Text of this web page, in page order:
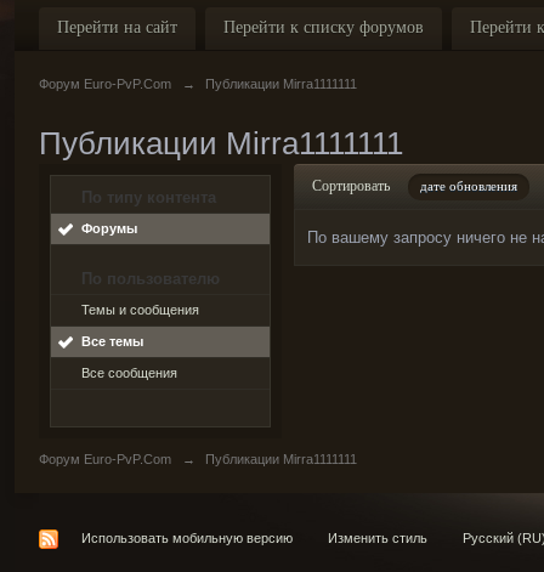
Перейти на сайт Перейти к списку форумов Перейти
Форум Euro-PvP.Com → Публикации Mirra1111111
Публикации Mirra1111111
По типу контента
Форумы
По пользователю
Темы и сообщения
Все темы
Все сообщения
Сортировать дате обновления
По вашему запросу ничего не
Форум Euro-PvP.Com → Публикации Mirra1111111
Использовать мобильную версию Изменить стиль Русский